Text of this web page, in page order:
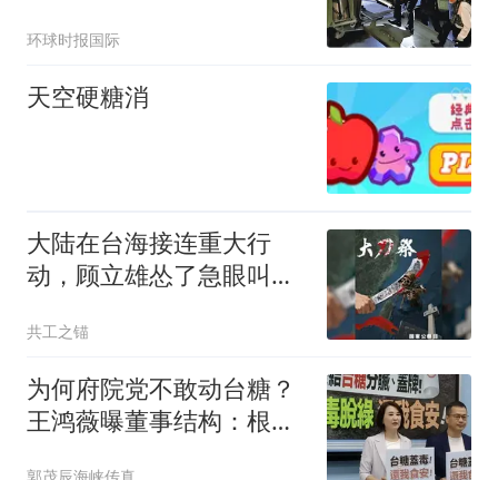
环球时报国际
天空硬糖消
大陆在台海接连重大行
动，顾立雄怂了急眼叫
共工之锚
为何府院党不敢动台糖？
王鸿薇曝董事结构：根本